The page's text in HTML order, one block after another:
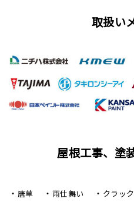
取扱い
屋根工事、塗
唐草 雨仕舞い クラック